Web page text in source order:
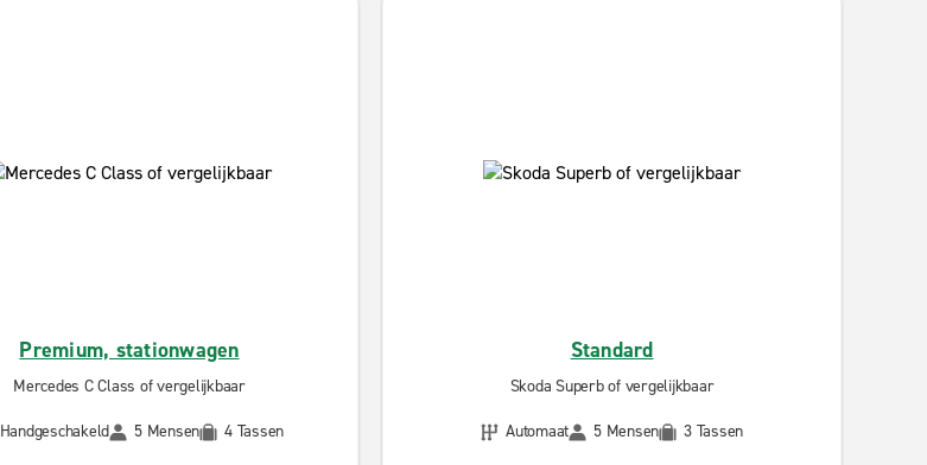
Premium, stationwagen
Mercedes C Class of vergelijkbaar
Handgeschakeld
5 Mensen 4 Tassen
Standard
Skoda Superb of vergelijkbaar
Automaat
5 Mensen 3 Tassen